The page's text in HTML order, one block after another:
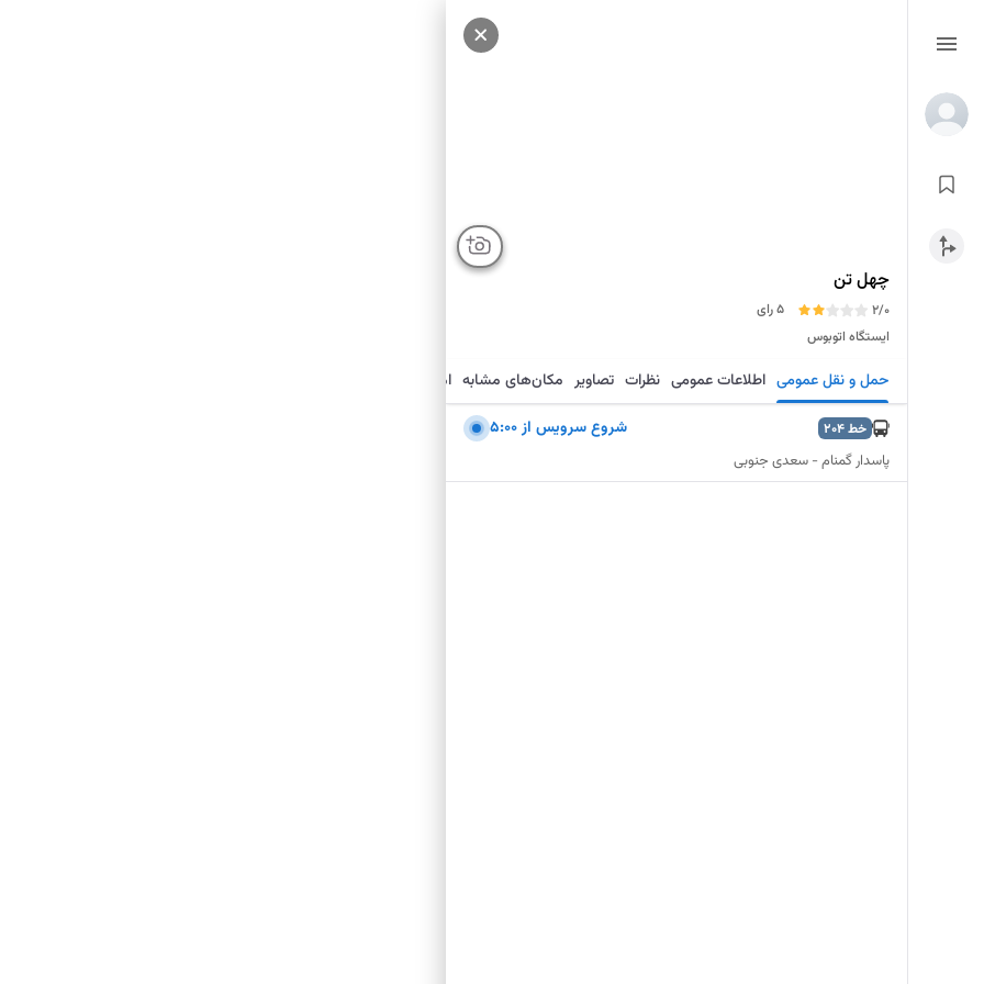
چهل تن
2/0
5 رای
ایستگاه اتوبوس
حمل و نقل عمومی اطلاعات عمومی نظرات تصاویر مکان‌های مشابه امکانات نزدیک
خط204 شروع سرويس از 5:00
پاسدار گمنام - سعدی جنوبی